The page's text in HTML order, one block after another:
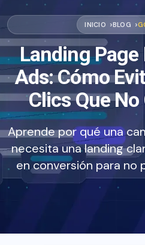
INICIO BLOG
Landing Page
Ads: Cómo
Clics Que
Aprende por qué una
necesita una landing
en conversión para no